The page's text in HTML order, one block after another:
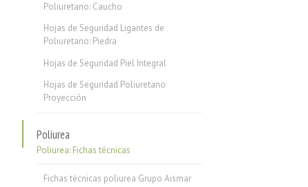
Poliuretano: Caucho
Hojas de Seguridad Ligantes de
Poliuretano: Piedra
Hojas de Seguridad Piel Integral
Hojas de Seguridad Poliuretano
Proyección
Poliurea
Poliurea: Fichas técnicas
Fichas técnicas poliurea Grupo Aismar